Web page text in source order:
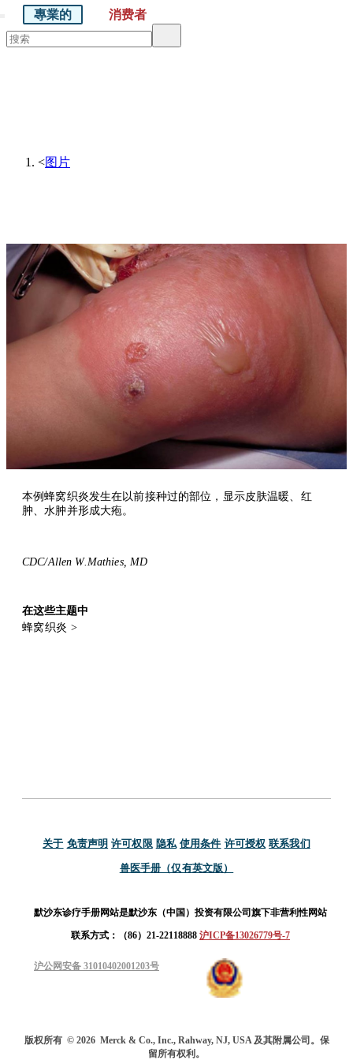
專業的 消费者
<图片
本例蜂窝织炎发生在以前接种过的部位，显示皮肤温暖、红
肿、水肿并形成大疱。
CDC/Allen W.Mathies, MD
在这些主题中
蜂窝织炎 >
关于 免责声明 许可权限 隐私 使用条件 许可授权 联系我们
兽医手册（仅有英文版）
默沙东诊疗手册网站是默沙东（中国）投资有限公司旗下非营利性网站
联系方式：（86）21-22118888 沪ICP备13026779号-7
沪公网安备 31010402001203号
版权所有 © 2026 Merck & Co., Inc., Rahway, NJ, USA 及其附属公司。保
留所有权利。